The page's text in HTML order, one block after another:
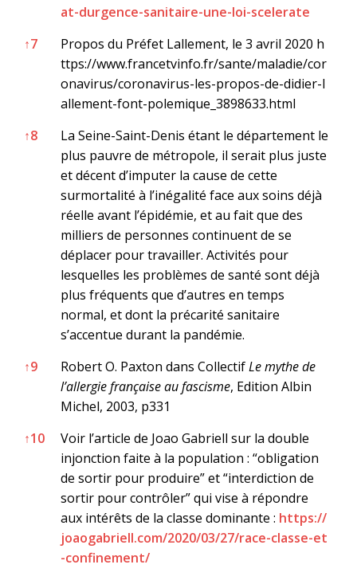
at-durgence-sanitaire-une-loi-scelerate
↑7 Propos du Préfet Lallement, le 3 avril 2020 h
ttps://www.francetvinfo.fr/sante/maladie/cor
onavirus/coronavirus-les-propos-de-didier-l
allement-font-polemique_3898633.html
↑8
La Seine-Saint-Denis étant le département le
plus pauvre de métropole, il serait plus juste
et décent d’imputer la cause de cette
surmortalité à l’inégalité face aux soins déjà
réelle avant l’épidémie, et au fait que des
milliers de personnes continuent de se
déplacer pour travailler. Activités pour
lesquelles les problèmes de santé sont déjà
plus fréquents que d’autres en temps
normal, et dont la précarité sanitaire
s’accentue durant la pandémie.
↑9 Robert O. Paxton dans CollectifLe mythe de
l’allergie française au fascisme, Edition Albin
Michel, 2003, p331
↑10
Voir l’article de Joao Gabriell sur la double
injonction faite à la population : “obligation
de sortir pour produire” et “interdiction de
sortir pour contrôler” qui vise à répondre
aux intérêts de la classe dominante : https://
joaogabriell.com/2020/03/27/race-classe-et
-confinement/